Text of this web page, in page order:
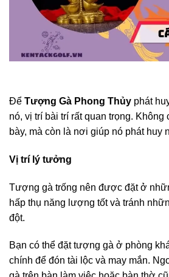
Để Tượng Gà Phong Thủy phát
nó, vị trí bài trí rất quan trọng.
bày, mà còn là nơi giúp nó phát huy
Vị trí lý tưởng
Tượng gà trống nên được đặt ở
hấp thụ năng lượng tốt và tránh
đột.
Bạn có thể đặt tượng gà ở phòng
chính để đón tài lộc và may mắn.